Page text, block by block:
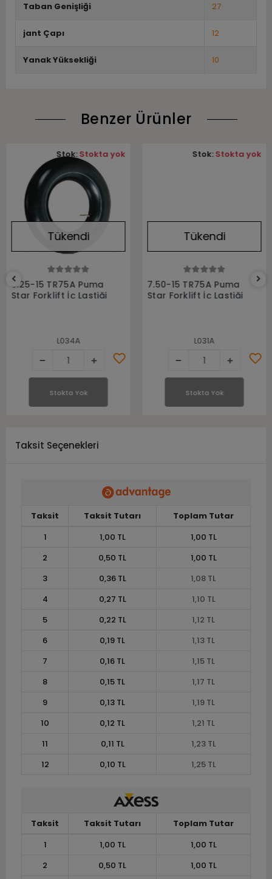
Taban Genişliği 27
jant Çapı 12
Yanak Yüksekliği 10
Benzer Ürünler
Stokta Yok
Tükendi
8.25-15 TR75A Puma
Star Forklift İç Lastiği
L034A
Stok:Stokta yok
Stokta Yok
Stokta Yok
Tükendi
7.50-15 TR75A Puma
Star Forklift İç Lastiği
L031A
Stok:Stokta yok
Stokta Yok
Taksit Seçenekleri
Taksit Taksit Tutarı
Toplam Tutar
1
1,00 TL
1,00 TL
2
0,50 TL
1,00 TL
3
0,36 TL
1,08 TL
4
0,27 TL
1,10 TL
5
0,22 TL
1,12 TL
6
0,19 TL
1,13 TL
7
0,16 TL
1,15 TL
8
0,15 TL
1,17 TL
9
0,13 TL
1,19 TL
10
0,12 TL
1,21 TL
11
0,11 TL
1,23 TL
12
0,10 TL 1,25 TL
Taksit Taksit Tutarı
Toplam Tutar
1
1,00 TL
1,00 TL
2
0,50 TL
1,00 TL